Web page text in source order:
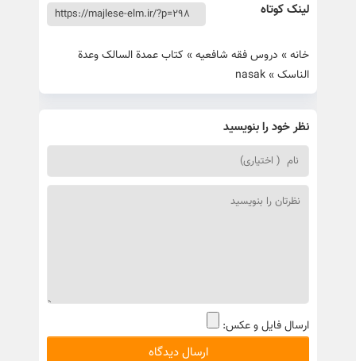
لینک کوتاه
خانه» دروس فقه شافعیه» کتاب عمدة السالک وعدة
الناسک»
nasak
نظر خود را بنویسید
ارسال فایل و عکس: